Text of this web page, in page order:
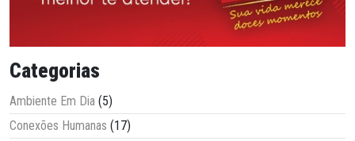
Categorias
Ambiente Em Dia (5)
Conexões Humanas (17)